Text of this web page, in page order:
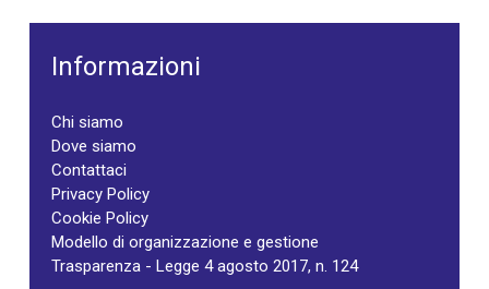
Informazioni
Chi siamo
Dove siamo
Contattaci
Privacy Policy
Cookie Policy
Modello di organizzazione e gestione
Trasparenza - Legge 4 agosto 2017, n. 124